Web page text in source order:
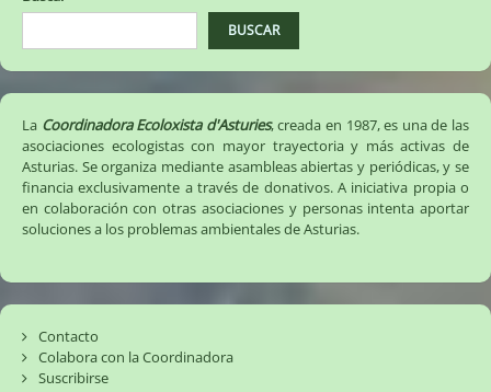
BUSCAR
La Coordinadora Ecoloxista d'Asturies, creada en 1987, es una de las
asociaciones ecologistas con mayor trayectoria y más activas de
Asturias. Se organiza mediante asambleas abiertas y periódicas, y se
financia exclusivamente a través de donativos. A iniciativa propia o
en colaboración con otras asociaciones y personas intenta aportar
soluciones a los problemas ambientales de Asturias.
Contacto
Colabora con la Coordinadora
Suscribirse